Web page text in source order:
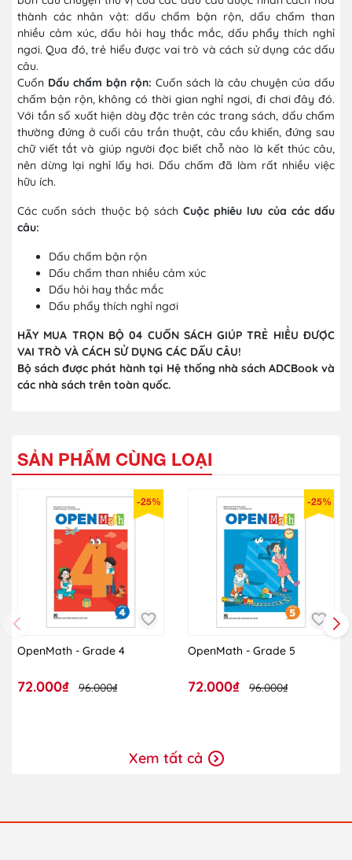
thành các nhân vật: dấu chấm bận rộn, dấu chấm than
nhiều cảm xúc, dấu hỏi hay thắc mắc, dấu phẩy thích nghỉ
ngơi. Qua đó, trẻ hiểu được vai trò và cách sử dụng các dấu
câu.
Cuốn Dấu chấm bận rộn: Cuốn sách là câu chuyện của dấu
chấm bận rộn, không có thời gian nghỉ ngơi, đi chơi đây đó.
Với tần số xuất hiện dày đặc trên các trang sách, dấu chấm
thường đứng ở cuối câu trần thuật, câu cầu khiến, đứng sau
chữ viết tắt và giúp người đọc biết chỗ nào là kết thúc câu,
nên dừng lại nghỉ lấy hơi. Dấu chấm đã làm rất nhiều việc
hữu ích.
Các cuốn sách thuộc bộ sáchCuộc phiêu lưu của các dấu
câu:
Dấu chấm bận rộn
Dấu chấm than nhiều cảm xúc
Dấu hỏi hay thắc mắc
Dấu phẩy thích nghỉ ngơi
HÃY MUA TRỌN BỘ 04 CUỐN SÁCH GIÚP TRẺ HIỂU ĐƯỢC
VAI TRÒ VÀ CÁCH SỬ DỤNG CÁC DẤU CÂU!
Bộ sách được phát hành tại Hệ thống nhà sách ADCBook và
các nhà sách trên toàn quốc.
SẢN PHẨM CÙNG LOẠI
-25%
OpenMath - Grade 4
72.000₫ 96.000₫
-25%
OpenMath - Grade 5
72.000₫ 96.000₫
Xem tất cả